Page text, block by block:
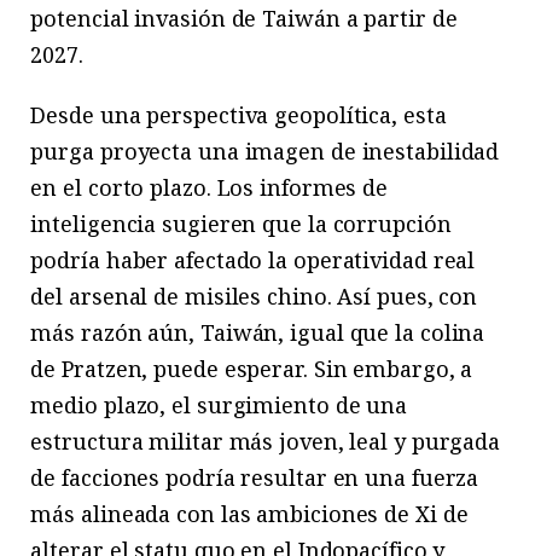
potencial invasión de Taiwán a partir de
2027.
Desde una perspectiva geopolítica, esta
purga proyecta una imagen de inestabilidad
en el corto plazo. Los informes de
inteligencia sugieren que la corrupción
podría haber afectado la operatividad real
del arsenal de misiles chino. Así pues, con
más razón aún, Taiwán, igual que la colina
de Pratzen, puede esperar. Sin embargo, a
medio plazo, el surgimiento de una
estructura militar más joven, leal y purgada
de facciones podría resultar en una fuerza
más alineada con las ambiciones de Xi de